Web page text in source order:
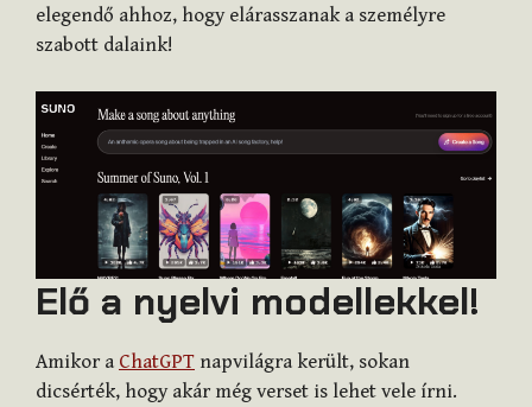
elegendő ahhoz, hogy elárasszanak a személyre
szabott dalaink!
Elő a nyelvi modellekkel!
Amikor a ChatGPT napvilágra került, sokan
dicsérték, hogy akár még verset is lehet vele írni.